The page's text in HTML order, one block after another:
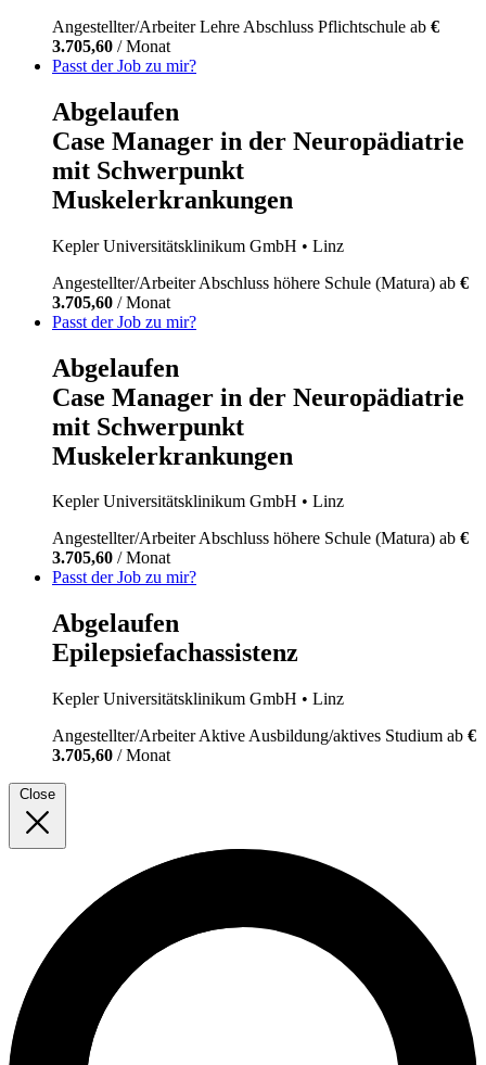
Angestellter/ArbeiterLehre Abschluss Pflichtschule ab €
3.705,60 / Monat
Passt der Job zu mir?
Abgelaufen
Case Manager in der Neuropädiatrie
mit Schwerpunkt
Muskelerkrankungen
Kepler Universitätsklinikum GmbH • Linz
Angestellter/ArbeiterAbschluss höhere Schule (Matura) ab €
3.705,60 / Monat
Passt der Job zu mir?
Abgelaufen
Case Manager in der Neuropädiatrie
mit Schwerpunkt
Muskelerkrankungen
Kepler Universitätsklinikum GmbH • Linz
Angestellter/ArbeiterAbschluss höhere Schule (Matura) ab €
3.705,60 / Monat
Passt der Job zu mir?
Abgelaufen
Epilepsiefachassistenz
Kepler Universitätsklinikum GmbH • Linz
Angestellter/ArbeiterAktive Ausbildung/aktives Studium ab €
3.705,60 / Monat
Close